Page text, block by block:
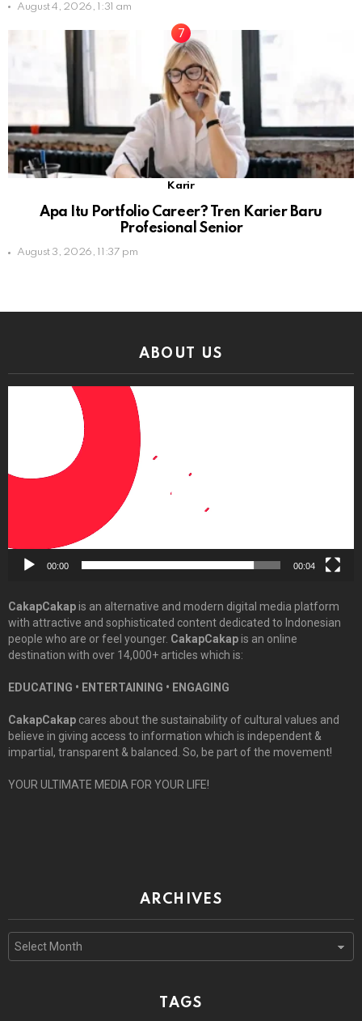
August 4, 2026, 1:31 am
Karir
Apa Itu Portfolio Career? Tren Karier Baru
Profesional Senior
August 3, 2026, 11:37 pm
ABOUT US
00:00 00:04
CakapCakapis an alternative and modern digital media platform
with attractive and sophisticated content dedicated to Indonesian
people who are or feel younger. CakapCakapis an online
destination with over 14,000+ articles which is:
EDUCATING • ENTERTAINING • ENGAGING
CakapCakap cares about the sustainability of cultural values and
believe in giving access to information which is independent &
impartial, transparent & balanced. So, be part of the movement!
YOUR ULTIMATE MEDIA FOR YOUR LIFE!
ARCHIVES
Archives
TAGS